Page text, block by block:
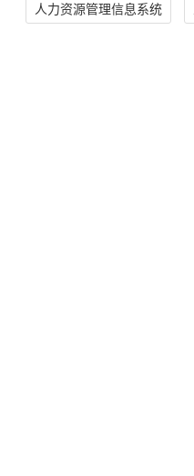
人力资源管理信息系统